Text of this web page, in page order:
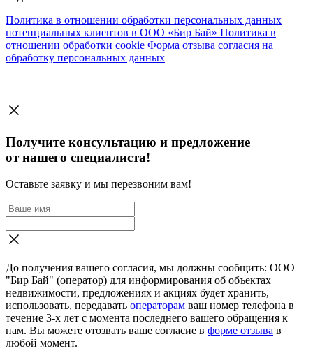
Политика в отношении обработки персональных данных
потенциальных клиентов в ООО «Бир Бай» Политика в
отношении обработки cookie Форма отзыва согласия на
обработку персональных данных
Получите консультацию и предложение
от нашего специалиста!
Оставьте заявку и мы перезвоним вам!
До получения вашего согласия, мы должны сообщить: ООО
"Бир Бай" (оператор) для информирования об объектах
недвижимости, предложениях и акциях будет хранить,
использовать, передавать операторам ваш номер телефона в
течение 3-х лет с момента последнего вашего обращения к
нам. Вы можете отозвать ваше согласие в форме отзыва в
любой момент.